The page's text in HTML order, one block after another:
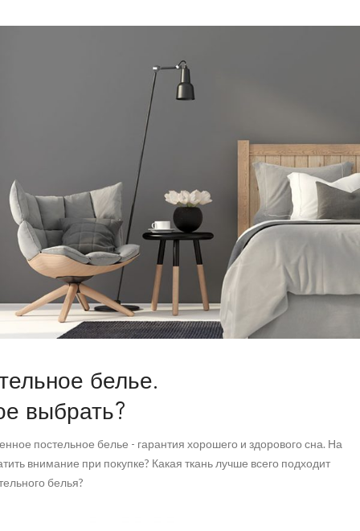
Выбираем
постельное белье
белье.
выбрать?
постельное белье - гарантия хорошего и здорового сна. На
внимание при покупке? Какая ткань лучше всего подходит
белья?